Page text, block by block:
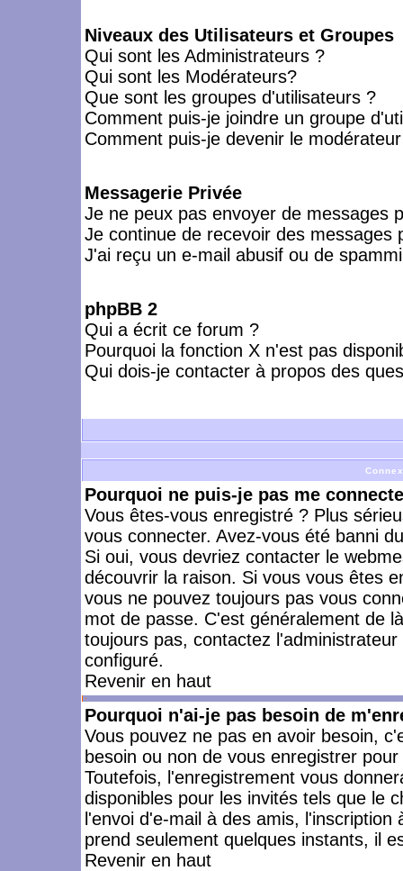
Niveaux des Utilisateurs et Groupes
Qui sont les Administrateurs ?
Qui sont les Modérateurs?
Que sont les groupes d'utilisateurs ?
Comment puis-je joindre un groupe
Comment puis-je devenir le
Messagerie Privée
Je ne peux pas envoyer de messages
Je continue de recevoir des messages
J'ai reçu un e-mail abusif ou de
phpBB 2
Qui a écrit ce forum ?
Pourquoi la fonction X n'est pas
Qui dois-je contacter à propos des
Pourquoi ne puis-je pas me
Vous êtes-vous enregistré ? Plus
vous connecter. Avez-vous été banni
Si oui, vous devriez contacter le
découvrir la raison. Si vous vous êtes
vous ne pouvez toujours pas vous
mot de passe. C'est généralement de
toujours pas, contactez
configuré.
Revenir en haut
Pourquoi n'ai-je pas besoin de
Vous pouvez ne pas en avoir besoin,
besoin ou non de vous enregistrer
Toutefois, l'enregistrement vous
disponibles pour les invités tels que le
l'envoi d'e-mail à des amis,
prend seulement quelques instants, il
Revenir en haut